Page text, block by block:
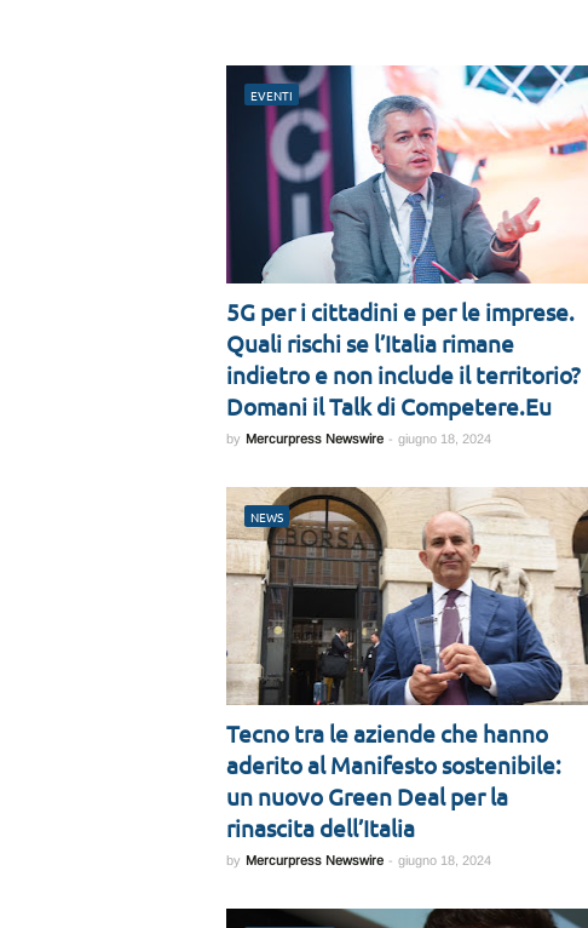
EVENTI
5G per i cittadini e per le imprese.
Quali rischi se l’Italia rimane
indietro e non include il territorio?
Domani il Talk di Competere.Eu
by Mercurpress Newswire - giugno 18, 2024
NEWS
Tecno tra le aziende che hanno
aderito al Manifesto sostenibile:
un nuovo Green Deal per la
rinascita dell’Italia
by Mercurpress Newswire - giugno 18, 2024